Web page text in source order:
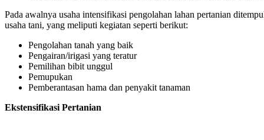
Pada awalnya usaha intensifikasi pengolahan lahan pertanian
usaha tani, yang meliputi kegiatan seperti berikut:
Pengolahan tanah yang baik
Pengairan/irigasi yang teratur
Pemilihan bibit unggul
Pemupukan
Pemberantasan hama dan penyakit tanaman
Ekstensifikasi Pertanian